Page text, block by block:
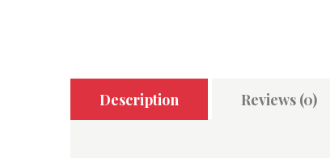
Description Reviews (0)